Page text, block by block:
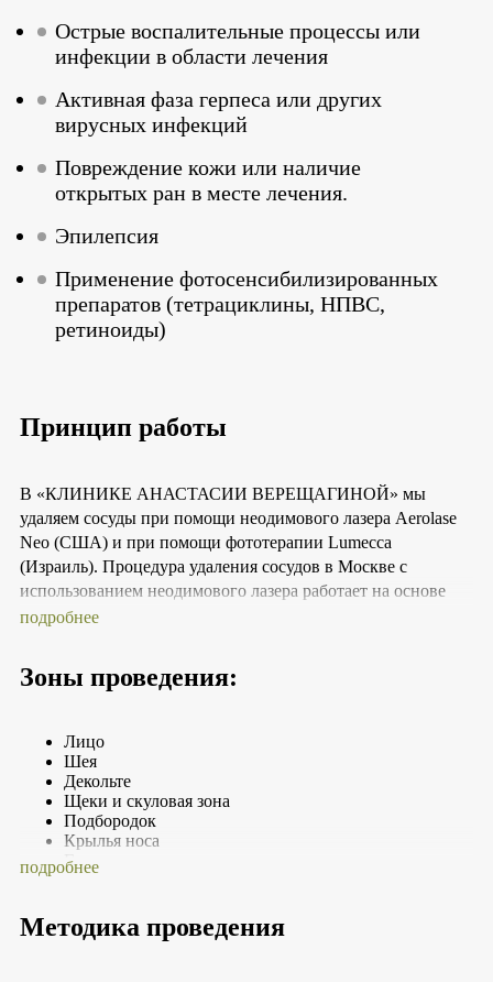
Острые воспалительные процессы или
инфекции в области лечения
Активная фаза герпеса или других
вирусных инфекций
Повреждение кожи или наличие
открытых ран в месте лечения.
Эпилепсия
Применение фотосенсибилизированных
препаратов (тетрациклины, НПВС,
ретиноиды)
Принцип работы
В «КЛИНИКЕ АНАСТАСИИ ВЕРЕЩАГИНОЙ» мы
удаляем сосуды при помощи неодимового лазера Aerolase
Neo (США) и при помощи фототерапии Lumecca
(Израиль). Процедура удаления сосудов в Москве с
использованием неодимового лазера работает на основе
технологии селективного фототермолиза. Сосуды
времени такие сосуды рассасываются организмом
мощность интенсивного широкополосного света, чтобы
целенаправленно воздействовать на проблемные зоны,
будь то темные пятна, следы от акне, купероз или другие
виды сосудистых дефектов.
подробнее
Зоны проведения:
Лицо
Шея
Декольте
Щеки и скуловая зона
Подбородок
Крылья носа
Грудь и спина
подробнее
Методика проведения